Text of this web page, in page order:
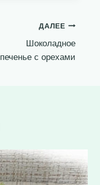
ДАЛЕЕ
Шоколадное
печенье с орехами